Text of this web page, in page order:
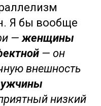
Я бы вообще
— женщины
— он
внешность
ужчины
низкий